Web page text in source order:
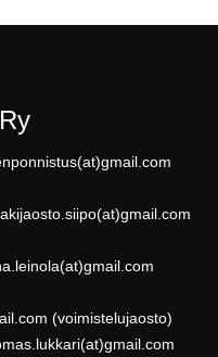
(voimistelujaosto)